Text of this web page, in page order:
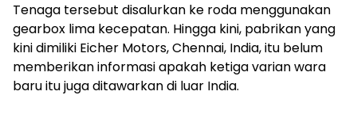
Tenaga tersebut disalurkan ke roda menggunakan
gearbox lima kecepatan. Hingga kini, pabrikan yang
kini dimiliki Eicher Motors, Chennai, India, itu belum
memberikan informasi apakah ketiga varian wara
baru itu juga ditawarkan di luar India.